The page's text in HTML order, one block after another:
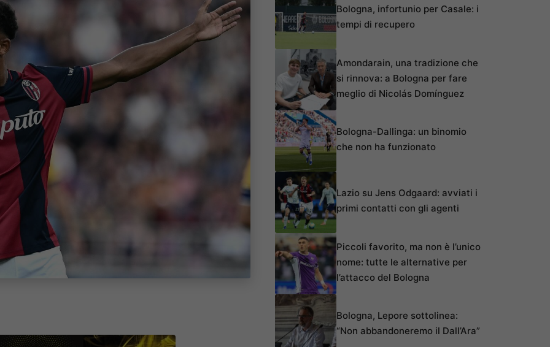
Bologna, infortunio per Casale: i
tempi di recupero
Amondarain, una tradizione che
si rinnova: a Bologna per fare
meglio di Nicolás Domínguez
Bologna-Dallinga: un binomio
che non ha funzionato
Lazio su Jens Odgaard: avviati i
primi contatti con gli agenti
Piccoli favorito, ma non è l’unico
nome: tutte le alternative per
l’attacco del Bologna
Bologna, Lepore sottolinea:
“Non abbandoneremo il Dall’Ara”